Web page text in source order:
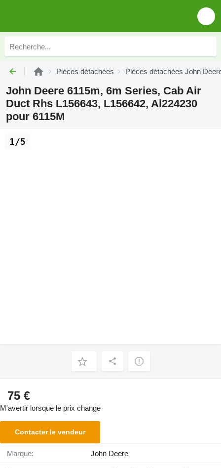
Pièces détachées Pièces détachées John
John Deere 6115m, 6m Series, Cab Air
Duct Rhs L156643, L156642, Al224230
pour 6115M
1/5
75 €
M'avertir lorsque le prix change
Contacter le vendeur
Marque: John Deere